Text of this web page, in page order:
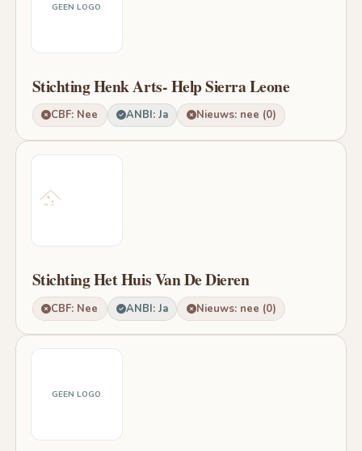
GEEN LOGO
Stichting Henk Arts- Help Sierra Leone
CBF: Nee ANBI: Ja Nieuws: nee (0)
Stichting Het Huis Van De Dieren
CBF: Nee ANBI: Ja Nieuws: nee (0)
GEEN LOGO